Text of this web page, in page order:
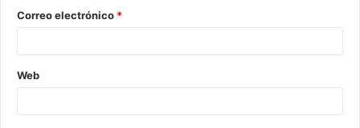
Correo electrónico *
Web